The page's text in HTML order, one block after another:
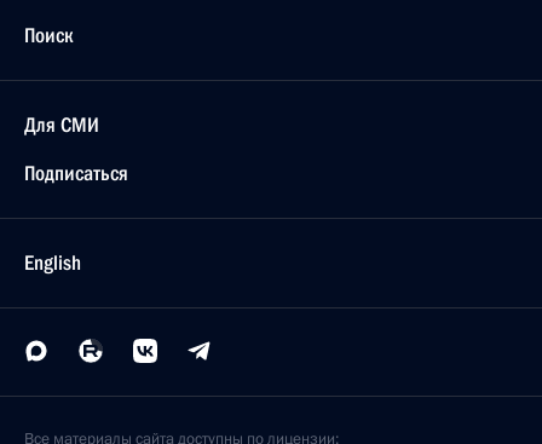
Поиск
Для СМИ
Подписаться
English
Все материалы сайта доступны по лицензии: